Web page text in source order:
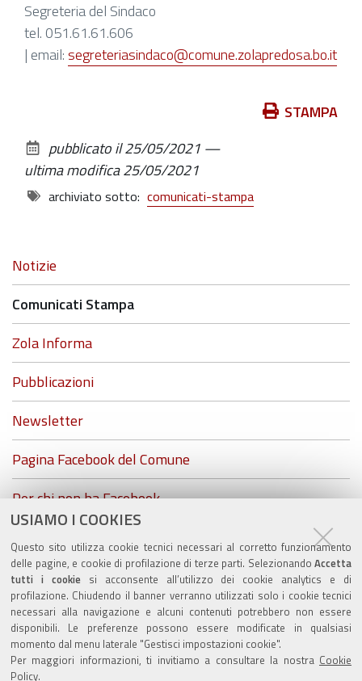
USIAMO I COOKIES
Questo sito utilizza cookie tecnici necessari al corretto funzionamento
delle pagine, e cookie di profilazione di terze parti. Selezionando Accetta
tutti i cookiesi acconsente all’utilizzo dei cookie analytics e di
profilazione. Chiudendo il banner verranno utilizzati solo i cookie tecnici
necessari alla navigazione e alcuni contenuti potrebbero non essere
disponibili. Le preferenze possono essere modificate in qualsiasi
momento dal menu laterale "Gestisci impostazioni cookie".
Per maggiori informazioni, ti invitiamo a consultare la nostra Cookie
Policy.
Segreteria del Sindaco
tel. 051.61.61.606
| email: segreteriasindaco@comune.zolapredosa.bo.it
documento
STAMPA
pubblicato il25/05/2021 —
ultima modifica25/05/2021
archiviato sotto: comunicati-stampa
Navigazione
Notizie
Comunicati Stampa
Zola Informa
Pubblicazioni
Newsletter
Pagina Facebook del Comune
Per chi non ha Facebook...
ZolaGram - il canale Telegram del Comune di Zola
Predosa
Valuta questo sito